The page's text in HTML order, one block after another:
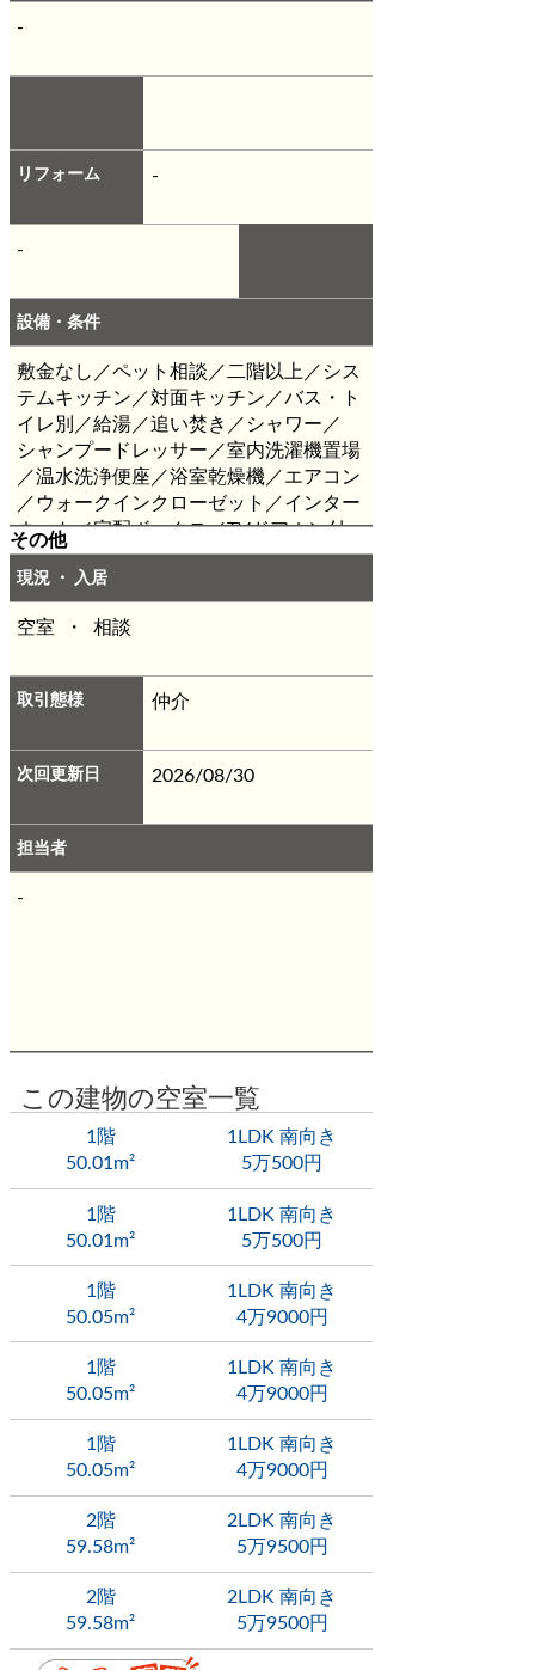
-
リフォーム -
-
設備・条件
敷金なし／ペット相談／二階以上／シス
テムキッチン／対面キッチン／バス・ト
イレ別／給湯／追い焚き／シャワー／
シャンプードレッサー／室内洗濯機置場
／温水洗浄便座／浴室乾燥機／エアコン
／ウォークインクローゼット／インター
ネット／宅配ボックス／TVドアホン付
き／監視・防犯カメラ／駐車場有り／2
台目駐車場／バルコニー／フローリング
・保証会社原則加入 保証委託料 契約
時：25,000円 月額：賃料総額の2.5%必
て、￥90,000（税込）が必要となりま
す。※無料インターネット
その他
現況 ・ 入居
空室 ・ 相談
取引態様 仲介
次回更新日 2026/08/30
担当者
-
この建物の空室一覧
1階
1LDK 南向き
50.01m²
5万500円
1階
1LDK 南向き
50.01m²
5万500円
1階
1LDK 南向き
50.05m²
4万9000円
1階
1LDK 南向き
50.05m²
4万9000円
1階
1LDK 南向き
50.05m²
4万9000円
2階
2LDK 南向き
59.58m²
5万9500円
2階
2LDK 南向き
59.58m²
5万9500円